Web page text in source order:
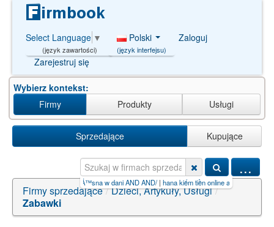
Select Language ▼
(język zawartości)
Polski
(język interfejsu)
Zaloguj
Zarejestruj się
Wybierz kontekst:
Firmy
Produkty Usługi
Sprzedające Kupujące
...
zakÅ‚ady miÄ™sna w dani AND AND/|hana kiếm tiền online apk【PG99.S 昆明
Firmy sprzedające / Dzieci, Artykuły, Usługi /
Zabawki